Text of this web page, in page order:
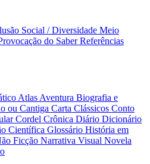
Social / Diversidade Meio
do SaberReferências
AtlasAventura Biografia e
ou Cantiga Carta Clássicos Conto
Cordel Crônica Diário Dicionário
Científica Glossário História em
Ficção Narrativa Visual Novela